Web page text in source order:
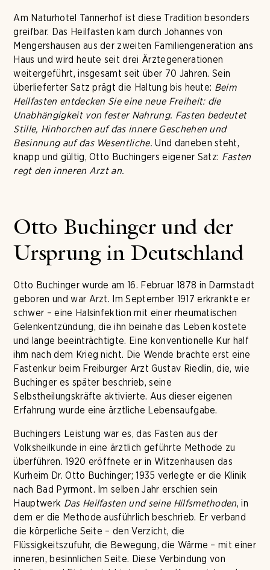
Am Naturhotel Tannerhof ist diese Tradition besonders
greifbar. Das Heilfasten kam durch Johannes von
Mengershausen aus der zweiten Familiengeneration ans
Haus und wird heute seit drei Ärztegenerationen
weitergeführt, insgesamt seit über 70 Jahren. Sein
überlieferter Satz prägt die Haltung bis heute: Beim
Heilfasten entdecken Sie eine neue Freiheit: die
Unabhängigkeit von fester Nahrung. Fasten bedeutet
Stille, Hinhorchen auf das innere Geschehen und
Besinnung auf das Wesentliche. Und daneben steht,
knapp und gültig, Otto Buchingers eigener Satz: Fasten
regt den inneren Arzt an.
Otto Buchinger und der
Ursprung in Deutschland
Otto Buchinger wurde am 16. Februar 1878 in Darmstadt
geboren und war Arzt. Im September 1917 erkrankte er
schwer – eine Halsinfektion mit einer rheumatischen
Gelenkentzündung, die ihn beinahe das Leben kostete
und lange beeinträchtigte. Eine konventionelle Kur half
ihm nach dem Krieg nicht. Die Wende brachte erst eine
Fastenkur beim Freiburger Arzt Gustav Riedlin, die, wie
Buchinger es später beschrieb, seine
Selbstheilungskräfte aktivierte. Aus dieser eigenen
Erfahrung wurde eine ärztliche Lebensaufgabe.
Buchingers Leistung war es, das Fasten aus der
Volksheilkunde in eine ärztlich geführte Methode zu
überführen. 1920 eröffnete er in Witzenhausen das
Kurheim Dr. Otto Buchinger; 1935 verlegte er die Klinik
nach Bad Pyrmont. Im selben Jahr erschien sein
Hauptwerk Das Heilfasten und seine Hilfsmethoden, in
dem er die Methode ausführlich beschrieb. Er verband
die körperliche Seite – den Verzicht, die
Flüssigkeitszufuhr, die Bewegung, die Wärme – mit einer
inneren, besinnlichen Seite. Diese Verbindung von